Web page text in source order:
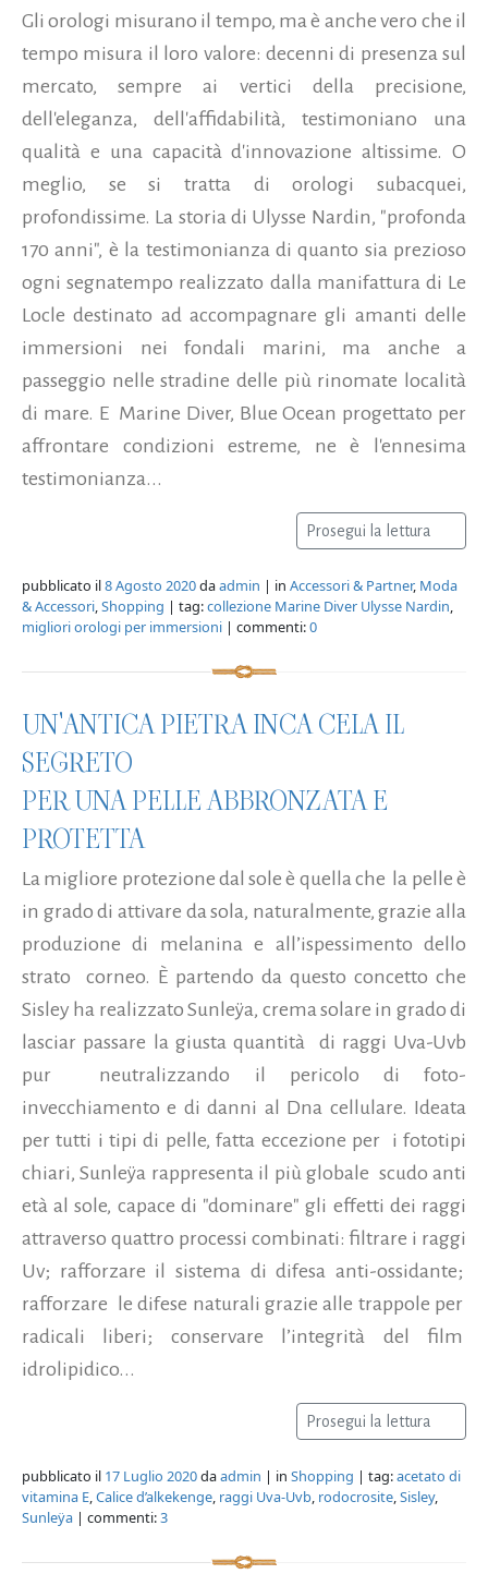
Gli orologi misurano il tempo, ma è anche vero che il
tempo misura il loro valore: decenni di presenza sul
mercato, sempre ai vertici della precisione,
dell'eleganza, dell'affidabilità, testimoniano una
qualità e una capacità d'innovazione altissime. O
meglio, se si tratta di orologi subacquei,
profondissime. La storia di Ulysse Nardin, "profonda
170 anni", è la testimonianza di quanto sia prezioso
ogni segnatempo realizzato dalla manifattura di Le
Locle destinato ad accompagnare gli amanti delle
immersioni nei fondali marini, ma anche a
passeggio nelle stradine delle più rinomate località
di mare. E Marine Diver, Blue Ocean progettato per
affrontare condizioni estreme, ne è l'ennesima
testimonianza...
Prosegui la lettura
pubblicato il8 Agosto 2020daadmin | in Accessori & Partner, Moda
& Accessori,Shopping | tag:collezione Marine Diver Ulysse Nardin,
migliori orologi per immersioni | commenti:0
UN'ANTICA PIETRA INCA CELA IL
SEGRETO
PER UNA PELLE ABBRONZATA E
PROTETTA
La migliore protezione dal sole è quella che la pelle è
in grado di attivare da sola, naturalmente, grazie alla
produzione di melanina e all’ispessimento dello
strato corneo. È partendo da questo concetto che
Sisley ha realizzato Sunleÿa, crema solare in grado di
lasciar passare la giusta quantità di raggi Uva-Uvb
pur neutralizzando il pericolo di foto-
invecchiamento e di danni al Dna cellulare. Ideata
per tutti i tipi di pelle, fatta eccezione per i fototipi
chiari, Sunleÿa rappresenta il più globale scudo anti
età al sole, capace di "dominare" gli effetti dei raggi
attraverso quattro processi combinati: filtrare i raggi
Uv; rafforzare il sistema di difesa anti-ossidante;
rafforzare le difese naturali grazie alle trappole per
radicali liberi; conservare l’integrità del film
idrolipidico...
Prosegui la lettura
pubblicato il 17 Luglio 2020daadmin | in Shopping | tag:acetato di
vitamina E,Calice d’alkekenge, raggi Uva-Uvb, rodocrosite,Sisley,
Sunleÿa | commenti:3